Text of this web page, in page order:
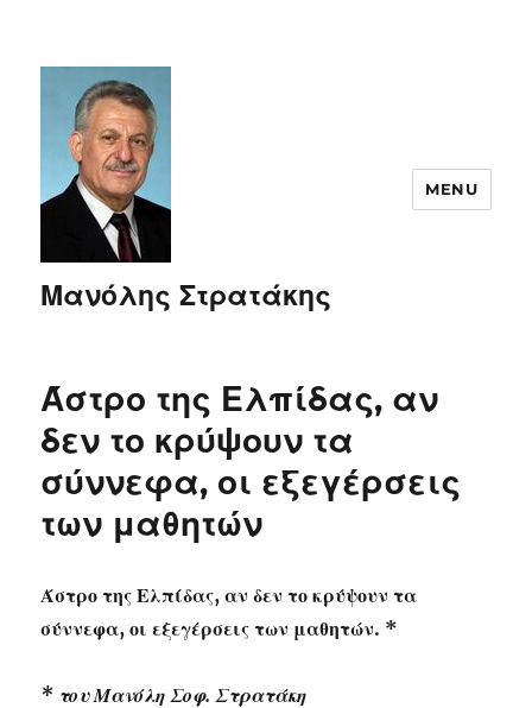
Μανόλης Στρατάκης
MENU
Άστρο της Ελπίδας, αν
δεν το κρύψουν τα
σύννεφα, οι εξεγέρσεις
των μαθητών
Άστρο της Ελπίδας, αν δεν το κρύψουν τα
σύννεφα, οι εξεγέρσεις των μαθητών. *
* του Μανόλη Σοφ. Στρατάκη